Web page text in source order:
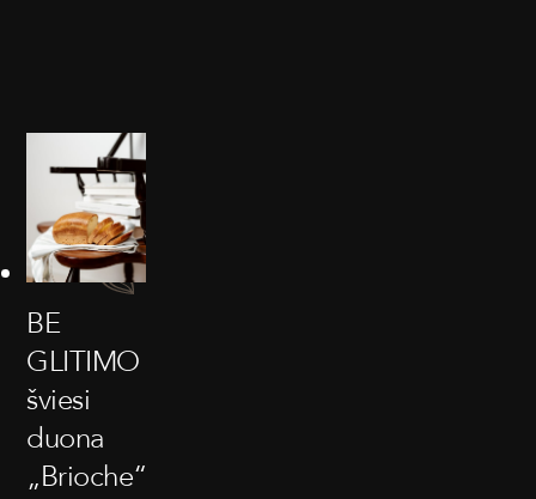
BE
GLITIMO
šviesi
duona
„Brioche“